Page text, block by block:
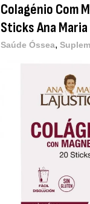
Colagénio Com
Sticks Ana
Saúde Óssea,